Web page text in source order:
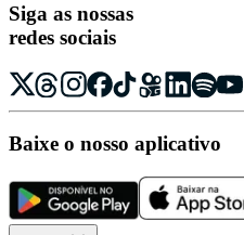
Siga as nossas
redes sociais
Baixe o nosso aplicativo